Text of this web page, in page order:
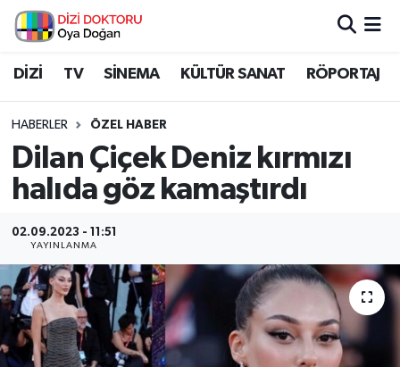
DİZİ TV SİNEMA KÜLTÜR SANAT RÖPORTAJ
HABERLER ÖZEL HABER
Dilan Çiçek Deniz kırmızı
halıda göz kamaştırdı
02.09.2023 - 11:51
YAYINLANMA
İstanbul Nöbetçi Eczaneler
İstanbul Namaz Vakitleri
İstanbul Trafik Yoğunluk Haritası
Süper Lig Puan Durumu ve Fikstür
Tüm Manşetler
Son Dakika Haberleri